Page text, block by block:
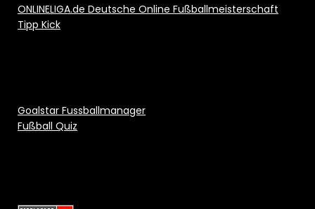
ONLINELIGA.de Deutsche Online Fußballmeisterschaft
Tipp Kick
Goalstar Fussballmanager
Fußball Quiz